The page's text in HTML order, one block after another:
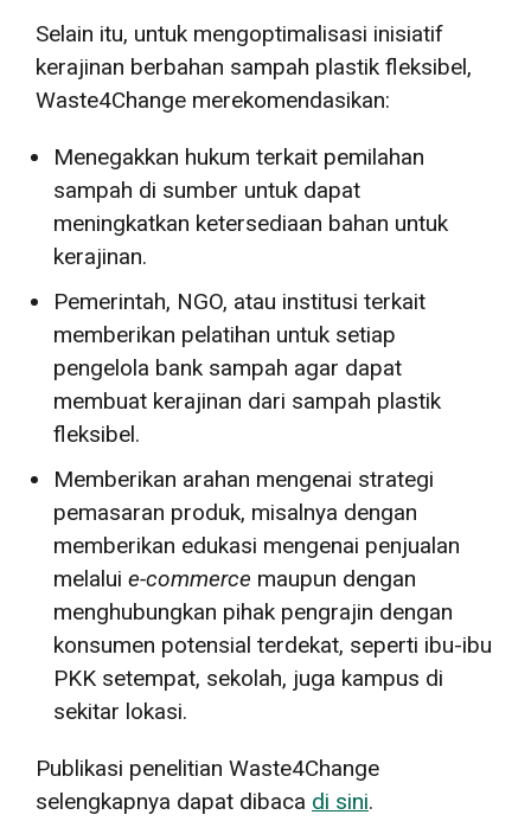
Selain itu, untuk mengoptimalisasi inisiatif
kerajinan berbahan sampah plastik fleksibel,
Waste4Change merekomendasikan:
Menegakkan hukum terkait pemilahan
sampah di sumber untuk dapat
meningkatkan ketersediaan bahan untuk
kerajinan.
Pemerintah, NGO, atau institusi terkait
memberikan pelatihan untuk setiap
pengelola bank sampah agar dapat
membuat kerajinan dari sampah plastik
fleksibel.
Memberikan arahan mengenai strategi
pemasaran produk, misalnya dengan
memberikan edukasi mengenai penjualan
melalui e-commerce maupun dengan
menghubungkan pihak pengrajin dengan
konsumen potensial terdekat, seperti ibu-ibu
PKK setempat, sekolah, juga kampus di
sekitar lokasi.
Publikasi penelitian Waste4Change
selengkapnya dapat dibaca di sini.